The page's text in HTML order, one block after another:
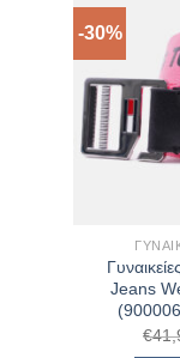
-30%
Jeans
€